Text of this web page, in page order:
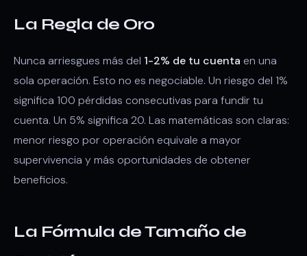
La Regla de Oro
Nunca arriesgues más del 1-2% de tu cuenta en una
sola operación. Esto no es negociable. Un riesgo del 1%
significa 100 pérdidas consecutivas para fundir tu
cuenta. Un 5% significa 20. Las matemáticas son claras:
menor riesgo por operación equivale a mayor
supervivencia y más oportunidades de obtener
beneficios.
La Fórmula de Tamaño de